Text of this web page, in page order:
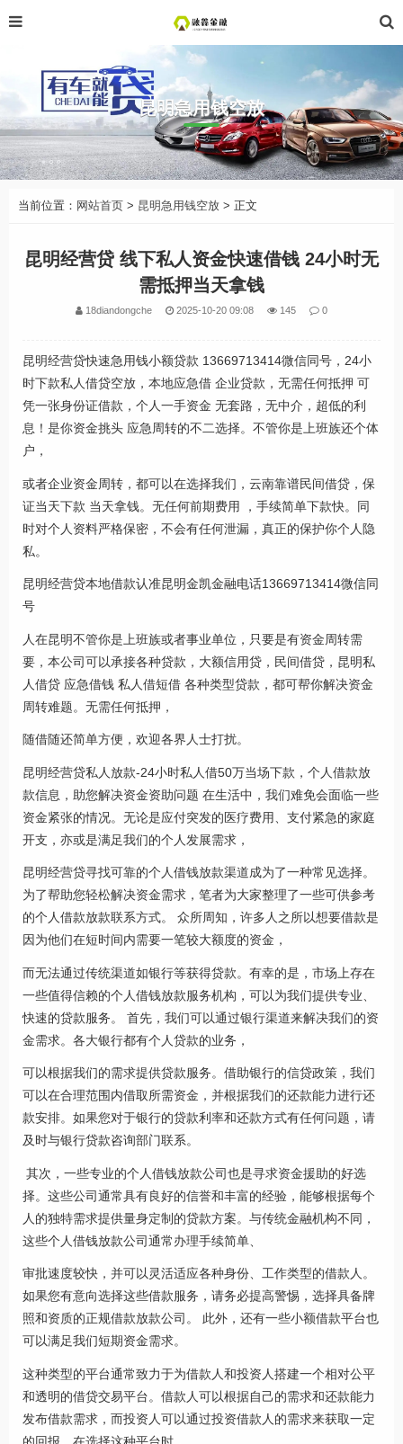
昆明急用钱空放
当前位置： 网站首页 > 昆明急用钱空放 > 正文
昆明经营贷 线下私人资金快速借钱 24小时无
需抵押当天拿钱
18diandongche 2025-10-20 09:08 145 0
昆明经营贷快速急用钱小额贷款 13669713414微信同号，24小
时下款私人借贷空放，本地应急借 企业贷款，无需任何抵押 可
凭一张身份证借款，个人一手资金 无套路，无中介，超低的利
息！是你资金挑头 应急周转的不二选择。不管你是上班族还个体
户，
或者企业资金周转，都可以在选择我们，云南靠谱民间借贷，保
证当天下款 当天拿钱。无任何前期费用 ，手续简单下款快。同
时对个人资料严格保密，不会有任何泄漏，真正的保护你个人隐
私。
昆明经营贷本地借款认准昆明金凯金融电话13669713414微信同
号
人在昆明不管你是上班族或者事业单位，只要是有资金周转需
要，本公司可以承接各种贷款，大额信用贷，民间借贷，昆明私
人借贷 应急借钱 私人借短借 各种类型贷款，都可帮你解决资金
周转难题。无需任何抵押，
随借随还简单方便，欢迎各界人士打扰。
昆明经营贷私人放款-24小时私人借50万当场下款，个人借款放
款信息，助您解决资金资助问题 在生活中，我们难免会面临一些
资金紧张的情况。无论是应付突发的医疗费用、支付紧急的家庭
开支，亦或是满足我们的个人发展需求，
昆明经营贷寻找可靠的个人借钱放款渠道成为了一种常见选择。
为了帮助您轻松解决资金需求，笔者为大家整理了一些可供参考
的个人借款放款联系方式。 众所周知，许多人之所以想要借款是
因为他们在短时间内需要一笔较大额度的资金，
而无法通过传统渠道如银行等获得贷款。有幸的是，市场上存在
一些值得信赖的个人借钱放款服务机构，可以为我们提供专业、
快速的贷款服务。 首先，我们可以通过银行渠道来解决我们的资
金需求。各大银行都有个人贷款的业务，
可以根据我们的需求提供贷款服务。借助银行的信贷政策，我们
可以在合理范围内借取所需资金，并根据我们的还款能力进行还
款安排。如果您对于银行的贷款利率和还款方式有任何问题，请
及时与银行贷款咨询部门联系。
其次，一些专业的个人借钱放款公司也是寻求资金援助的好选
择。这些公司通常具有良好的信誉和丰富的经验，能够根据每个
人的独特需求提供量身定制的贷款方案。与传统金融机构不同，
这些个人借钱放款公司通常办理手续简单、
审批速度较快，并可以灵活适应各种身份、工作类型的借款人。
如果您有意向选择这些借款服务，请务必提高警惕，选择具备牌
照和资质的正规借款放款公司。 此外，还有一些小额借款平台也
可以满足我们短期资金需求。
这种类型的平台通常致力于为借款人和投资人搭建一个相对公平
和透明的借贷交易平台。借款人可以根据自己的需求和还款能力
发布借款需求，而投资人可以通过投资借款人的需求来获取一定
的回报。在选择这种平台时，